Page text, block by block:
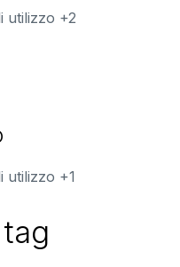
utilizzo +2
utilizzo +1